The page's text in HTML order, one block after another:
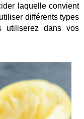
laquelle convient
différents types
utiliserez dans vos